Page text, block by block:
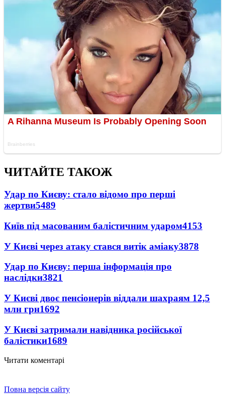
ЧИТАЙТЕ ТАКОЖ
Удар по Києву: стало відомо про перші
жертви5489
Київ під масованим балістичним ударом4153
У Києві через атаку стався витік аміаку3878
Удар по Києву: перша інформація про
наслідки3821
У Києві двоє пенсіонерів віддали шахраям 12,5
млн грн1692
У Києві затримали навідника російської
балістики1689
Читати коментарі
Повна версія сайту